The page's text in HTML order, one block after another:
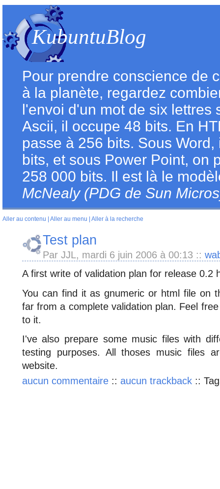
KubuntuBlog
Pour prendre conscience de
à la planète, regardez
l'envoi d'un mot de six lettres
Ascii, il occupe 48 bits. En
passe à 256 bits. Sous
bits, et sous Power Point, on
258 000 bits. Il est là le
McNealy (PDG de Sun
Aller au contenu Aller au menu Aller à la recherche
Test plan
Par JJL, mardi 6 juin 2006 à 00:13 ::
A first write of validation plan for release 0.2
You can find it as gnumeric or html file on
far from a complete validation plan. Feel
to it.
I've also prepare some music files with
testing purposes. All thoses music files
website.
aucun commentaire :: aucun trackback ::